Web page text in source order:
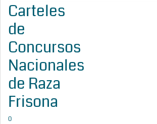
Carteles
de
Concursos
Nacionales
de Raza
Frisona
0